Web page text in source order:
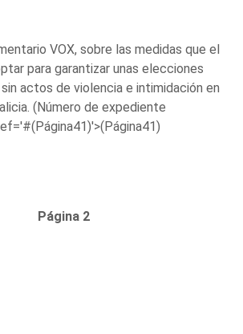
VOX, sobre las medidas que el
para garantizar unas elecciones
actos de violencia e intimidación en
(Número de expediente
Página 2